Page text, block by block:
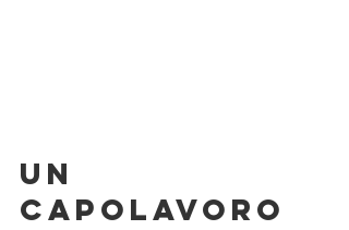
Un
Capolavoro